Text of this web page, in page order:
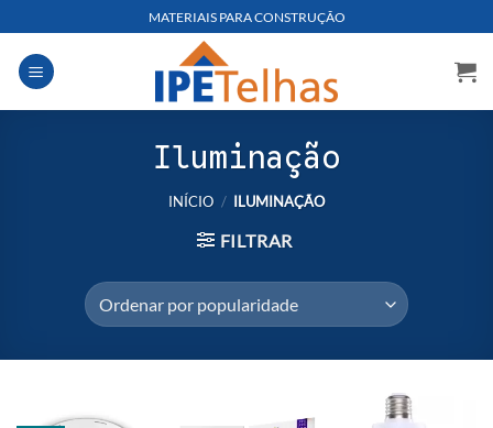
to
content
MATERIAIS PARA CONSTRUÇÃO
Iluminação
INÍCIO / ILUMINAÇÃO
FILTRAR